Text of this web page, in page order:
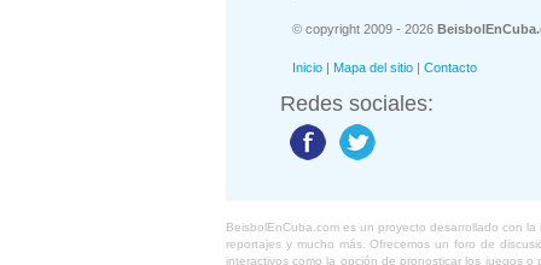
© copyright 2009 - 2026
Inicio | Mapa del sitio | Contacto
Redes sociales:
BeisbolEnCuba.com es un proyecto desarrollado con
reportajes y mucho más. Ofrecemos un foro de
interactivos como la opción de pronosticar los juegos